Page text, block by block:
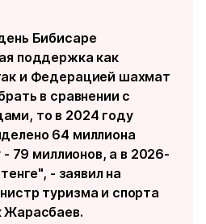
Бибисаре
поддержка как
и Федерацией шахмат
в сравнении с
то в 2024 году
64 миллиона
- 79 миллионов, а в 2026-
- заявил на
туризма и спорта
Жарасбаев.